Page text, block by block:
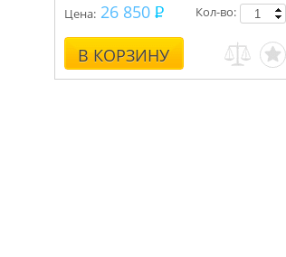
Цена: 26 850
В КОРЗИНУ
Кол-во: